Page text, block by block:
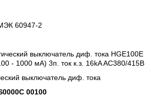
60947-2
выключатель диф. тока HGE100E
- 1000 мА) 3п. ток к.з. 16kA AC380/415В
выключатель диф. тока
00100